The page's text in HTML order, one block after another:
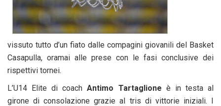
vissuto tutto d’un fiato dalle compagini giovanili del Basket
Casapulla, oramai alle prese con le fasi conclusive dei
rispettivi tornei.
L’U14 Elite di coachAntimo Tartaglione è in testa al
girone di consolazione grazie al tris di vittorie iniziali. I